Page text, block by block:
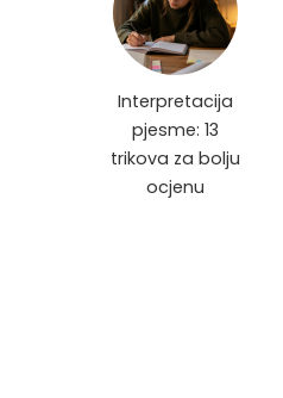
Interpretacija
pjesme: 13
trikova za bolju
ocjenu